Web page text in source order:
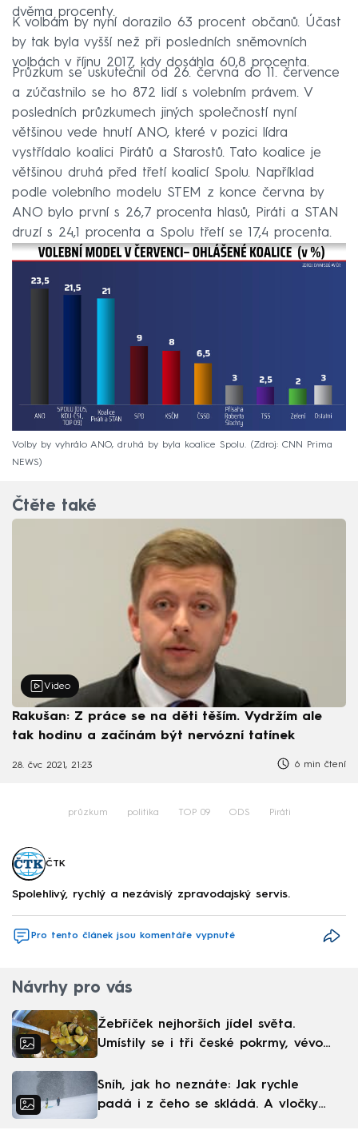
dvěma procenty.
K volbám by nyní dorazilo 63 procent občanů. Účast
by tak byla vyšší než při posledních sněmovních
volbách v říjnu 2017, kdy dosáhla 60,8 procenta.
Průzkum se uskutečnil od 26. června do 11. července
a zúčastnilo se ho 872 lidí s volebním právem. V
posledních průzkumech jiných společností nyní
většinou vede hnutí ANO, které v pozici lídra
vystřídalo koalici Pirátů a Starostů. Tato koalice je
většinou druhá před třetí koalicí Spolu. Například
podle volebního modelu STEM z konce června by
ANO bylo první s 26,7 procenta hlasů, Piráti a STAN
druzí s 24,1 procenta a Spolu třetí se 17,4 procenta.
Volby by vyhrálo ANO, druhá by byla koalice Spolu.
Zdroj: CNN Prima
NEWS
Čtěte také
Video
Rakušan: Z práce se na děti těším. Vydržím ale
tak hodinu a začínám být nervózní tatínek
28. čvc 2021, 21:23 6 min čtení
průzkum politika TOP 09 ODS Piráti
ČTK
Spolehlivý, rychlý a nezávislý zpravodajský servis.
Pro tento článek jsou komentáře vypnuté
Návrhy pro vás
Žebříček nejhorších jídel světa.
Umístily se i tři české pokrmy, vévodí
Sníh, jak ho neznáte: Jak rychle
padá i z čeho se skládá. A vločky